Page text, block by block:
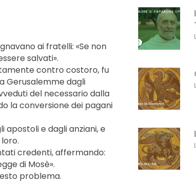
aumentare
diminuire
il
volume.
ai fratelli: «Se non
salvati».
contro costoro, fu
Gerusalemme dagli
del necessario dalla
la conversione dei pagani
apostoli e dagli anziani, e
credenti, affermando:
di Mosè».
problema.